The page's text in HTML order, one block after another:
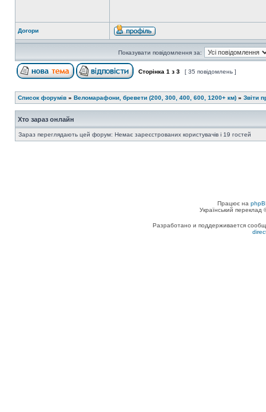
Догори
Показувати повідомлення за:
Сторінка 1 з 3 [ 35 повідомлень ]
Список форумів » Веломарафони, бревети (200, 300, 400, 600, 1200+ км) » Звіти
Хто зараз онлайн
Зараз переглядають цей форум: Немає зареєстрованих користувачів і 19 гостей
Працює на
Український
Разработано и поддерживается